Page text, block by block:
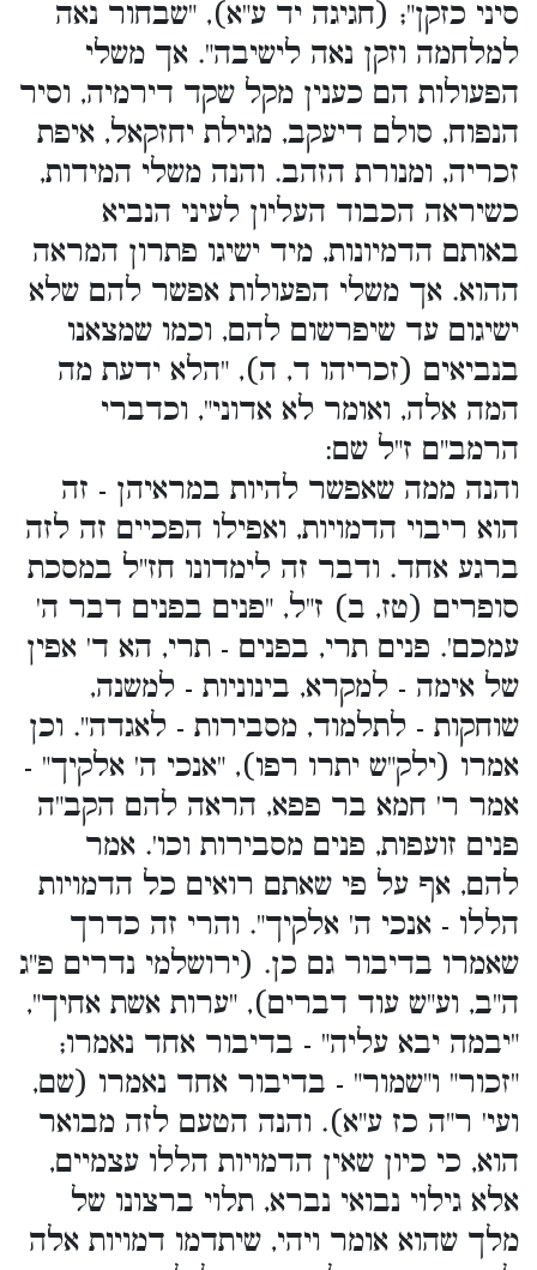
סיני כזקן"; (חגיגה יד ע"א), "שבחור נאה
למלחמה וזקן נאה לישיבה". אך משלי
הפעולות הם כענין מקל שקד דירמיה, וסיר
הנפוח, סולם דיעקב, מגילת יחזקאל, איפת
זכריה, ומנורת הזהב. והנה משלי המידות,
כשיראה הכבוד העליון לעיני הנביא
באותם הדמיונות, מיד ישיגו פתרון המראה
ההוא. אך משלי הפעולות אפשר להם שלא
ישיגום עד שיפרשום להם, וכמו שמצאנו
בנביאים (זכריהו ד, ה), "הלא ידעת מה
המה אלה, ואומר לא אדוני", וכדברי
הרמב"ם ז"ל שם:
והנה ממה שאפשר להיות במראיהן - זה
הוא ריבוי הדמויות, ואפילו הפכיים זה לזה
ברגע אחד. ודבר זה לימדונו חז"ל במסכת
סופרים (טז, ב) ז"ל, "פנים בפנים דבר ה'
עמכם'. פנים תרי, בפנים - תרי, הא ד' אפין
של אימה - למקרא, בינוניות - למשנה,
שוחקות - לתלמוד, מסבירות - לאגדה". וכן
אמרו (ילק"ש יתרו רפו), "אנכי ה' אלקיך" -
אמר ר' חמא בר פפא, הראה להם הקב"ה
פנים זועפות, פנים מסבירות וכו'. אמר
להם, אף על פי שאתם רואים כל הדמויות
הללו - אנכי ה' אלקיך". והרי זה כדרך
שאמרו בדיבור גם כן. (ירושלמי נדרים פ"ג
ה"ב, וע"ש עוד דברים), "ערות אשת אחיך",
"יבמה יבא עליה" - בדיבור אחד נאמרו;
"זכור" ו"שמור" - בדיבור אחד נאמרו (שם,
ועי' ר"ה כז ע"א). והנה הטעם לזה מבואר
הוא, כי כיון שאין הדמויות הללו עצמיים,
אלא גילוי נבואי נברא, תלוי ברצונו של
מלך שהוא אומר ויהי, שיתדמו דמויות אלה